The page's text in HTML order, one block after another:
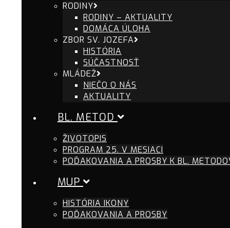
RODINY
RODINY – AKTUALITY
DOMÁCA ÚLOHA
ZBOR SV. JOZEFA
HISTÓRIA
SÚČASTNOSŤ
MLÁDEŽ
NIEČO O NÁS
AKTUALITY
BL. METOD
ŽIVOTOPIS
PROGRAM 25. V MESIACI
POĎAKOVANIA A PROSBY K BL.
MUP
HISTÓRIA IKONY
POĎAKOVANIA A PROSBY